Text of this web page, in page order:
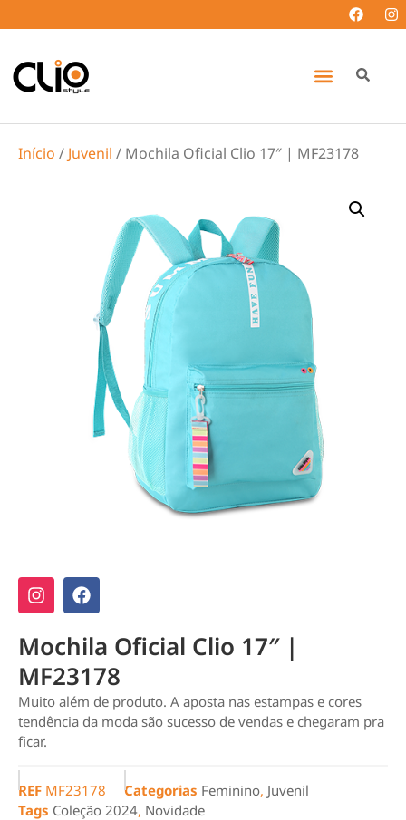
Início / Juvenil / Mochila Oficial Clio 17″ | MF23178
Mochila Oficial Clio 17″ |
MF23178
Muito além de produto. A aposta nas estampas e cores
tendência da moda são sucesso de vendas e chegaram pra
ficar.
REF MF23178 Categorias Feminino, Juvenil
Tags Coleção 2024, Novidade